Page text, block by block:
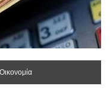
Οικονομία